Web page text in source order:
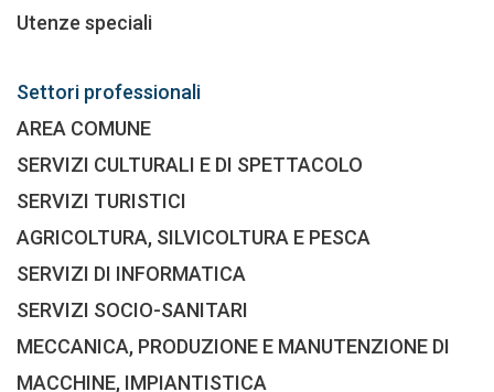
Utenze speciali
Settori professionali
AREA COMUNE
SERVIZI CULTURALI E DI SPETTACOLO
SERVIZI TURISTICI
AGRICOLTURA, SILVICOLTURA E PESCA
SERVIZI DI INFORMATICA
SERVIZI SOCIO-SANITARI
MECCANICA, PRODUZIONE E MANUTENZIONE DI
MACCHINE, IMPIANTISTICA